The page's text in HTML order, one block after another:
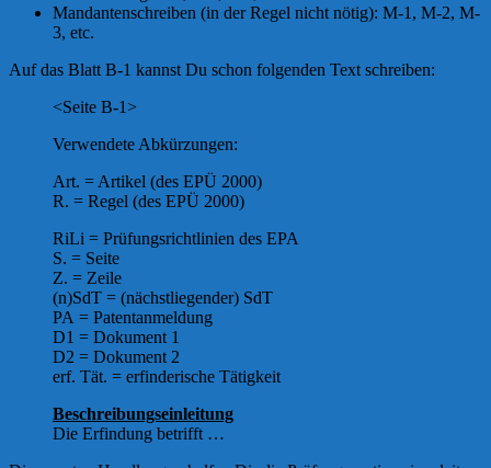
Mandantenschreiben (in der Regel nicht nötig): M-1, M-2, M-
3, etc.
Auf das Blatt B-1 kannst Du schon folgenden Text schreiben:
<Seite B-1>
Verwendete Abkürzungen:
Art. = Artikel (des EPÜ 2000)
R. = Regel (des EPÜ 2000)
RiLi = Prüfungsrichtlinien des EPA
S. = Seite
Z. = Zeile
(n)SdT = (nächstliegender) SdT
PA = Patentanmeldung
D1 = Dokument 1
D2 = Dokument 2
erf. Tät. = erfinderische Tätigkeit
Beschreibungseinleitung
Die Erfindung betrifft …